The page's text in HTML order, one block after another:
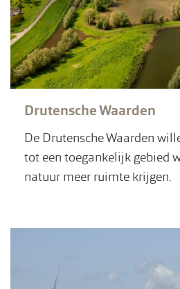
Drutensche Waarden
De Drutensche Waarden
tot een toegankelijk gebied
natuur meer ruimte krijgen.